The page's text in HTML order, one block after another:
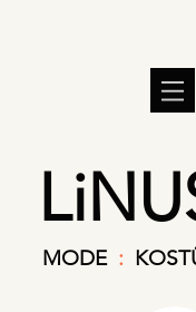
MODE :